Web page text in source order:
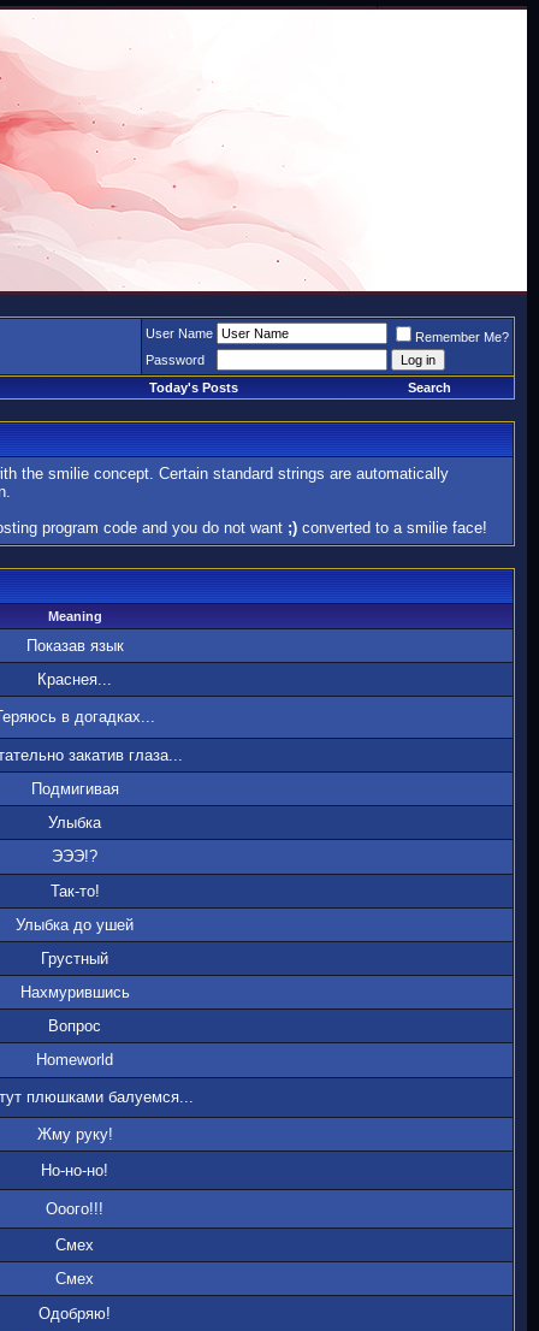
User Name
Remember Me?
Password
Today's Posts Search
the smilie concept. Certain standard strings are automatically
program code and you do not want ;) converted to a smilie face!
Meaning
Показав язык
Краснея...
в догадках...
закатив глаза...
Подмигивая
Улыбка
ЭЭЭ!?
Так-то!
Улыбка до ушей
Грустный
Нахмурившись
Вопрос
Homeworld
плюшками балуемся...
Жму руку!
Но-но-но!
Ооого!!!
Смех
Смех
Одобряю!